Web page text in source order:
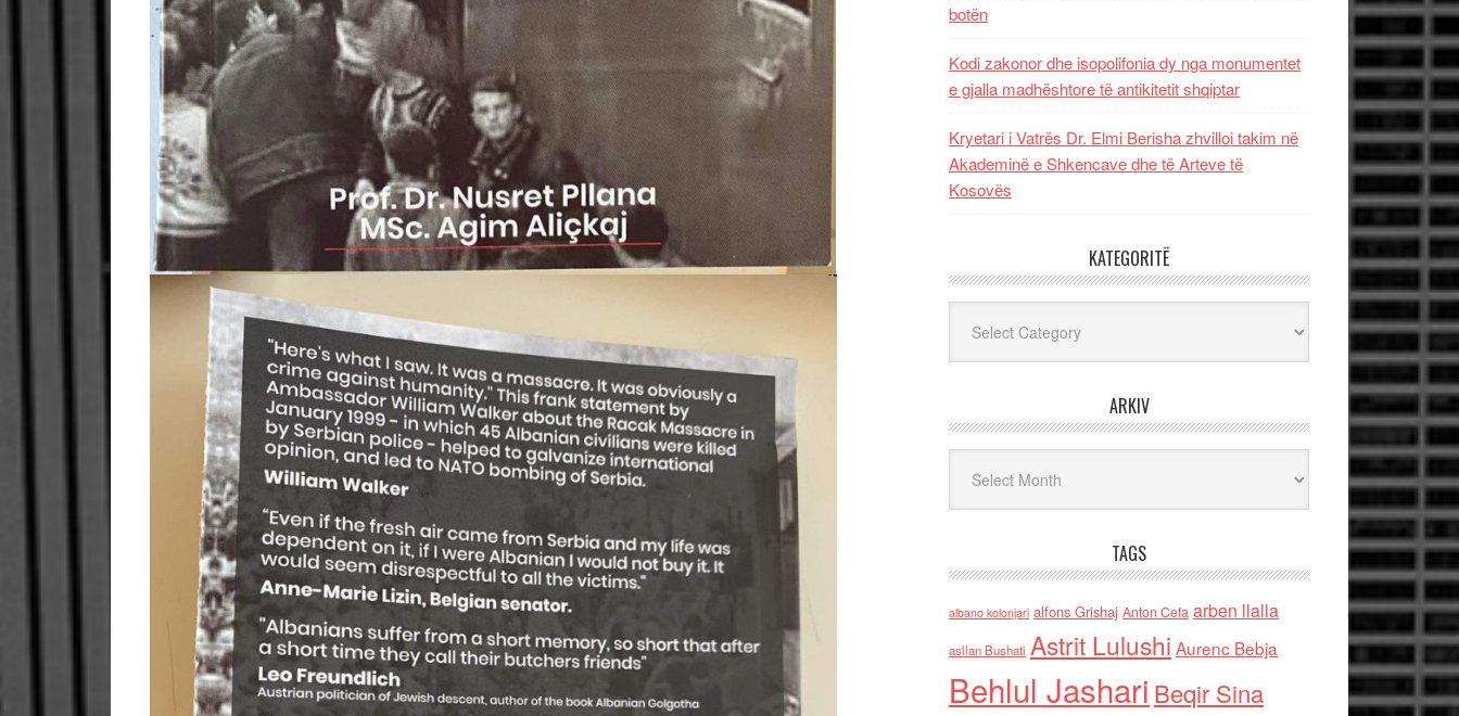
botën
Kodi zakonor dhe isopolifonia dy nga monumentet
e gjalla madhështore të antikitetit shqiptar
Kryetari i Vatrës Dr. Elmi Berisha zhvilloi takim në
Akademinë e Shkencave dhe të Arteve të
Kosovës
KATEGORITË
ARKIV
TAGS
albano kolonjari alfons Grishaj Anton Cefa arben llalla
asllan Bushati Astrit Lulushi Aurenc Bebja
Behlul Jashari Beqir Sina